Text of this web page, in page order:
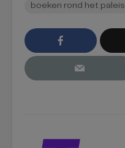
boeken rond het paleis